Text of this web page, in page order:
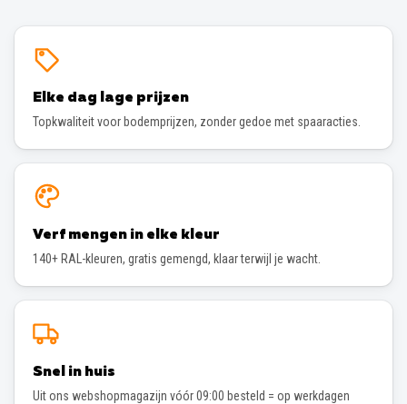
Elke dag lage prijzen
Topkwaliteit voor bodemprijzen, zonder gedoe met spaaracties.
Verf mengen in elke kleur
140+ RAL-kleuren, gratis gemengd, klaar terwijl je wacht.
Snel in huis
Uit ons webshopmagazijn vóór 09:00 besteld = op werkdagen